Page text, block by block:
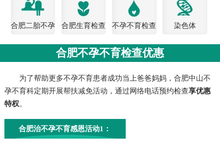
合肥二胎不孕
合肥生育检查
不孕不育检查
染色体
合肥不孕不育检查优惠
为了帮助更多不孕不育患者成功当上爸爸妈妈，合肥中山不
孕不育科定期开展帮扶减免活动，通过网络电话预约检查享优惠
特权。
合肥治不孕不育感恩活动1：